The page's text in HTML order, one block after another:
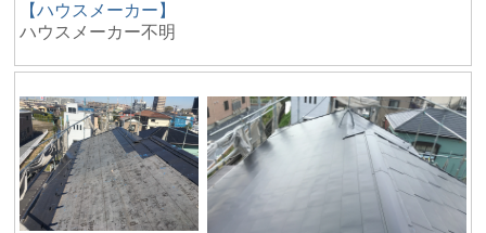
【ハウスメーカー】
ハウスメーカー不明